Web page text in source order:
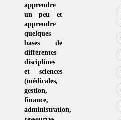
apprendre
un peu et
apprendre
quelques
bases de
différentes
disciplines
et sciences
(médicales,
gestion,
finance,
administration,